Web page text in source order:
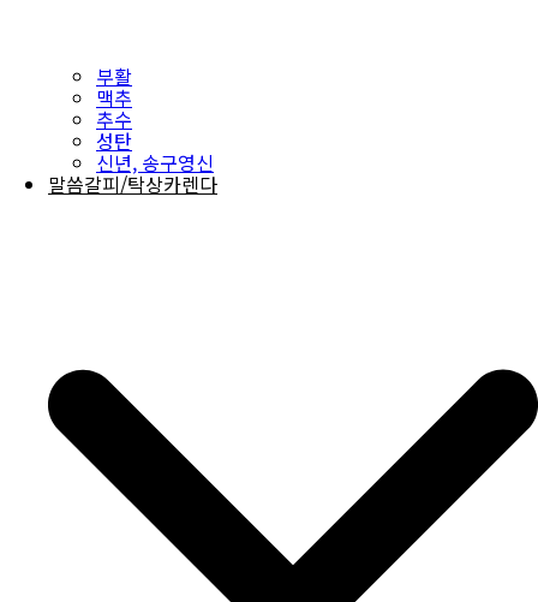
부활
맥추
추수
성탄
신년, 송구영신
말씀갈피/탁상카렌다